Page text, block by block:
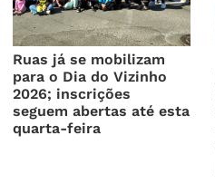
Ruas já se mobilizam
para o Dia do Vizinho
2026; inscrições
seguem abertas até esta
quarta-feira